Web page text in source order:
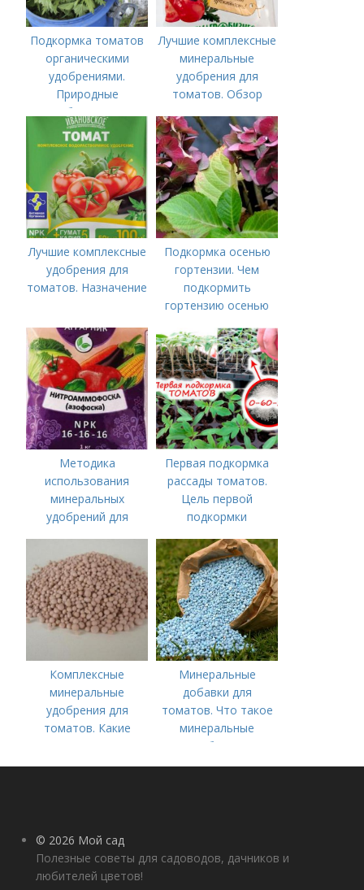
Подкормка томатов
органическими
удобрениями.
Природные
удобрения для
подкормки "по листу"
Лучшие комплексные
минеральные
удобрения для
томатов. Обзор
удобрений для
томатов: правила
внесения в почву
Лучшие комплексные
удобрения для
томатов. Назначение
Подкормка осенью
гортензии. Чем
подкормить
гортензию осенью
Методика
использования
минеральных
удобрений для
Минеральное
питание
Первая подкормка
рассады томатов.
Цель первой
подкормки
Комплексные
минеральные
удобрения для
томатов. Какие
используются для
Минеральные
добавки для
томатов. Что такое
минеральные
удобрения
© 2026 Мой сад
Полезные советы для садоводов, дачников и
любителей цветов!